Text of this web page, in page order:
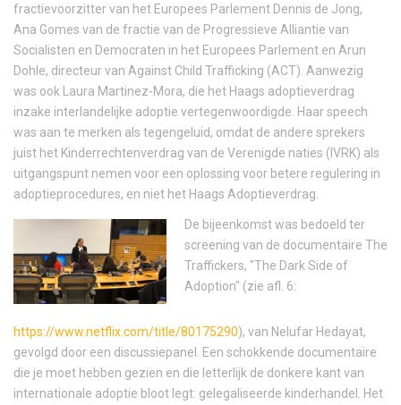
fractievoorzitter van het Europees Parlement Dennis de Jong,
Ana Gomes van de fractie van de Progressieve Alliantie van
Socialisten en Democraten in het Europees Parlement en Arun
Dohle, directeur van Against Child Trafficking (ACT). Aanwezig
was ook Laura Martinez-Mora, die het Haags adoptieverdrag
inzake interlandelijke adoptie vertegenwoordigde. Haar speech
was aan te merken als tegengeluid, omdat de andere sprekers
juist het Kinderrechtenverdrag van de Verenigde naties (IVRK) als
uitgangspunt nemen voor een oplossing voor betere regulering in
adoptieprocedures, en niet het Haags Adoptieverdrag.
De bijeenkomst was bedoeld ter
screening van de documentaire The
Traffickers, "The Dark Side of
Adoption" (zie afl. 6:
https://www.netflix.com/title/80175290), van Nelufar Hedayat,
gevolgd door een discussiepanel. Een schokkende documentaire
die je moet hebben gezien en die letterlijk de donkere kant van
internationale adoptie bloot legt: gelegaliseerde kinderhandel. Het